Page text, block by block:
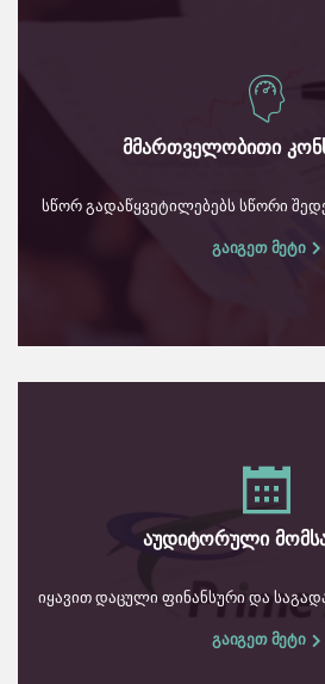
მმართველობითი
სწორ გადაწყვეტილებებს სწორი
გაიგეთ მეტი
აუდიტორული
იყავით დაცული ფინანსური და
გაიგეთ მეტი